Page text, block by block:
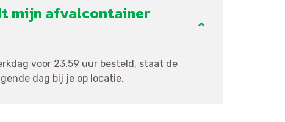
mijn afvalcontainer
voor 23.59 uur besteld, staat de
dag bij je op locatie.